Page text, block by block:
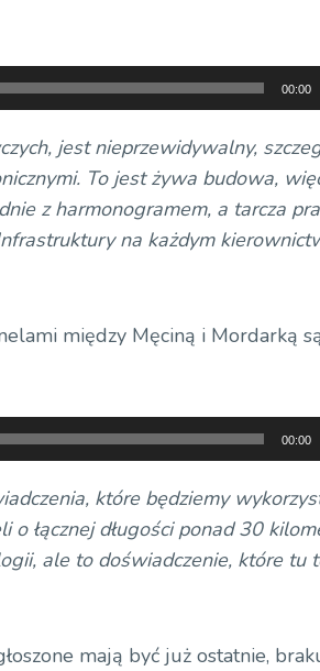
00:00
jest nieprzewidywalny,
To jest żywa budowa,
z harmonogramem, a tarcza
na każdym
między Męciną i Mordarką
00:00
które będziemy
o łącznej długości ponad 30
ale to doświadczenie, które tu
mają być już ostatnie,